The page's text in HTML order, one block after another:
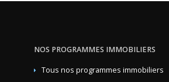
NOS PROGRAMMES IMMOBILIERS
Tous nos programmes immobiliers